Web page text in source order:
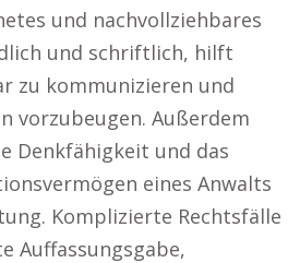
und nachvollziehbares
und schriftlich, hilft
zu kommunizieren und
vorzubeugen. Außerdem
Denkfähigkeit und das
eines Anwalts
Komplizierte Rechtsfälle
Auffassungsgabe,